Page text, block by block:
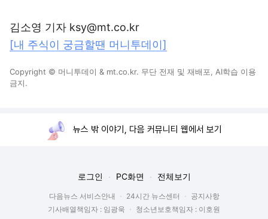
김소영 기자 ksy@mt.co.kr
[내 주식이 궁금할땐 머니투데이]
Copyright © 머니투데이 & mt.co.kr. 무단 전재 및 재배포, AI학습 이용
금지.
뉴스 밖 이야기, 다음 커뮤니티 웹에서 보기
로그인 PC화면 전체보기
다음뉴스 서비스안내 24시간 뉴스센터
공지사항
기사배열책임자 : 임광욱
청소년보호책임자 : 이호원